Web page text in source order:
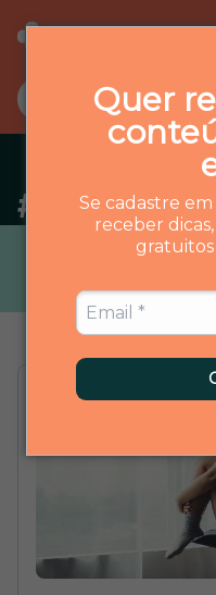
Quer
Se cadastre
receber
# covid